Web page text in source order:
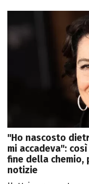
"Ho nascosto
mi accadeva":
fine della chemio,
notizie